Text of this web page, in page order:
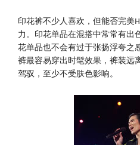
印花裤不少人喜欢，但能否完美
力。印花单品在混搭中常常有出
花单品也不会有过于张扬浮夸之
裤最容易穿出时髦效果，裤装远
驾驭，至少不受肤色影响。